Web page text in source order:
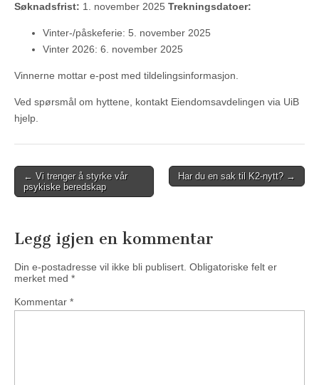
Søknadsfrist: 1. november 2025 Trekningsdatoer:
Vinter-/påskeferie: 5. november 2025
Vinter 2026: 6. november 2025
Vinnerne mottar e-post med tildelingsinformasjon.
Ved spørsmål om hyttene, kontakt Eiendomsavdelingen via UiB
hjelp.
Post
navigation
← Vi trenger å styrke vår
psykiske beredskap
Har du en sak til K2-nytt? →
Legg igjen en kommentar
Din e-postadresse vil ikke bli publisert. Obligatoriske felt er
merket med *
Kommentar *